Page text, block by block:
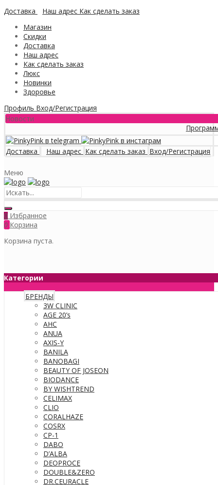
Доставка
Наш адрес Как сделать заказ
Магазин
Скидки
Доставка
Наш адрес
Как сделать заказ
Люкс
Новинки
Здоровье
Профиль Вход/Регистрация
Новости
Программа
Доставка Наш адрес Как сделать заказ Вход/Регистрация
Меню
0 Избранное
0 Корзина
Корзина пуста.
Категории
БРЕНДЫ
3W CLINIC
AGE 20’s
AHC
ANUA
AXIS-Y
BANILA
BANOBAGI
BEAUTY OF JOSEON
BIODANCE
BY WISHTREND
CELIMAX
CLIO
CORALHAZE
COSRX
CP-1
DABO
D’ALBA
DEOPROCE
DOUBLE&ZERO
DR.CEURACLE